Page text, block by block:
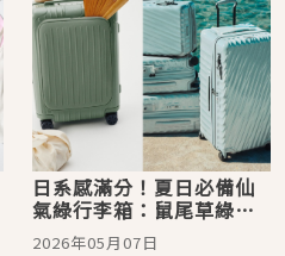
日系感滿分！夏日必備仙
氣綠行李箱：鼠尾草綠、
百里香綠…顏值太夢幻
2026年05月07日